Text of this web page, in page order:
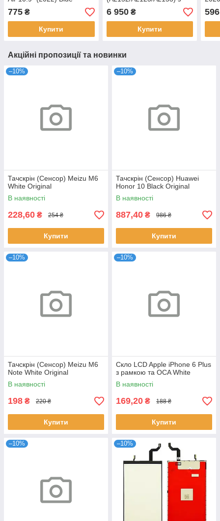
775 ₴
Купити
touchscreen Black Original
6 950₴
Купити
596
Акційні пропозиції та новинки
–10%
Тачскрін (Сенсор) Meizu M6
White Original
В наявності
228,60 ₴ 254 ₴
Купити
–10%
Тачскрін (Сенсор) Huawei
Honor 10 Black Original
В наявності
887,40 ₴ 986 ₴
Купити
–10%
Тачскрін (Сенсор) Meizu M6
Note White Original
В наявності
198 ₴ 220 ₴
Купити
–10%
Скло LCD Apple iPhone 6 Plus
з рамкою та OCA White
В наявності
169,20 ₴ 188 ₴
Купити
–10% –10%